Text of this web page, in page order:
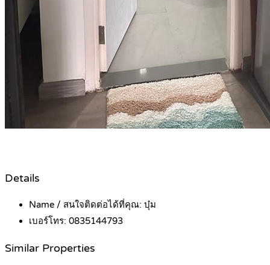
Details
Name / สนใจติดต่อได้ที่คุณ: บุ๋ม
เบอร์โทร: 0835144793
Similar Properties